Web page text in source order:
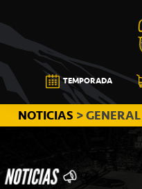
a
la
navegación
principal
al
contenido
principal
a
la
barra
lateral
principal
CB
CANARIAS
TEMPORADA
NOTICIAS > GENERAL